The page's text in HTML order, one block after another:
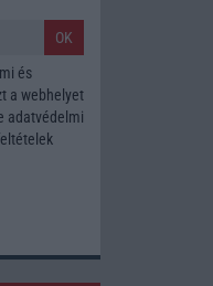
OK
és
a webhelyet
adatvédelmi